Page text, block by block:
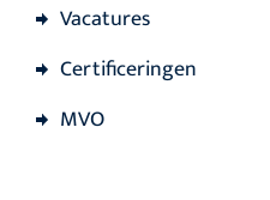
Vacatures
Certificeringen
MVO